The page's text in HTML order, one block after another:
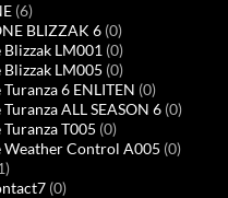
(6)
BLIZZAK 6 (0)
LM001 (0)
LM005 (0)
6 ENLITEN (0)
ALL SEASON 6 (0)
T005 (0)
Weather Control A005 (0)
(0)